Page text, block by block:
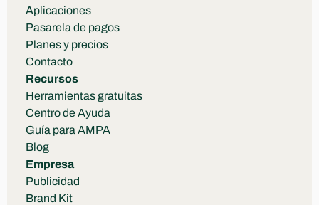
Aplicaciones
Pasarela de pagos
Planes y precios
Contacto
Recursos
Herramientas gratuitas
Centro de Ayuda
Guía para AMPA
Blog
Empresa
Publicidad
Brand Kit